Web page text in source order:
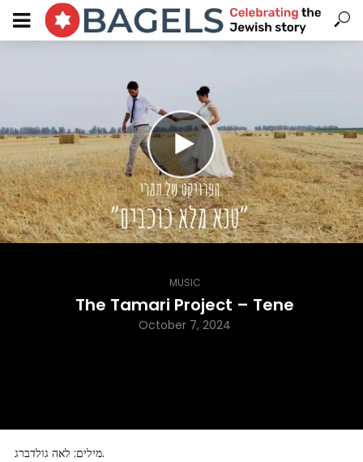
MUSIC
The Tamari Project – Tene
October 7, 2024
מילים: לאה גולדברג.